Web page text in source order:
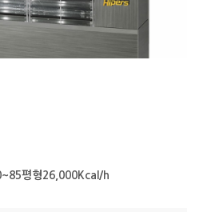
평형26,000Kcal/h